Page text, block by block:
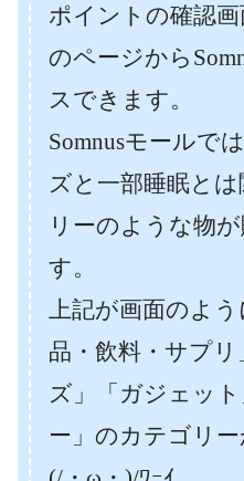
ポイントの確認
のページから
スできます。
Somnusモールで
ズと一部睡眠と
リーのような物
す。
上記が画面のよ
品・飲料・サプリ
ズ」「ガジェッ
ー」のカテゴリー